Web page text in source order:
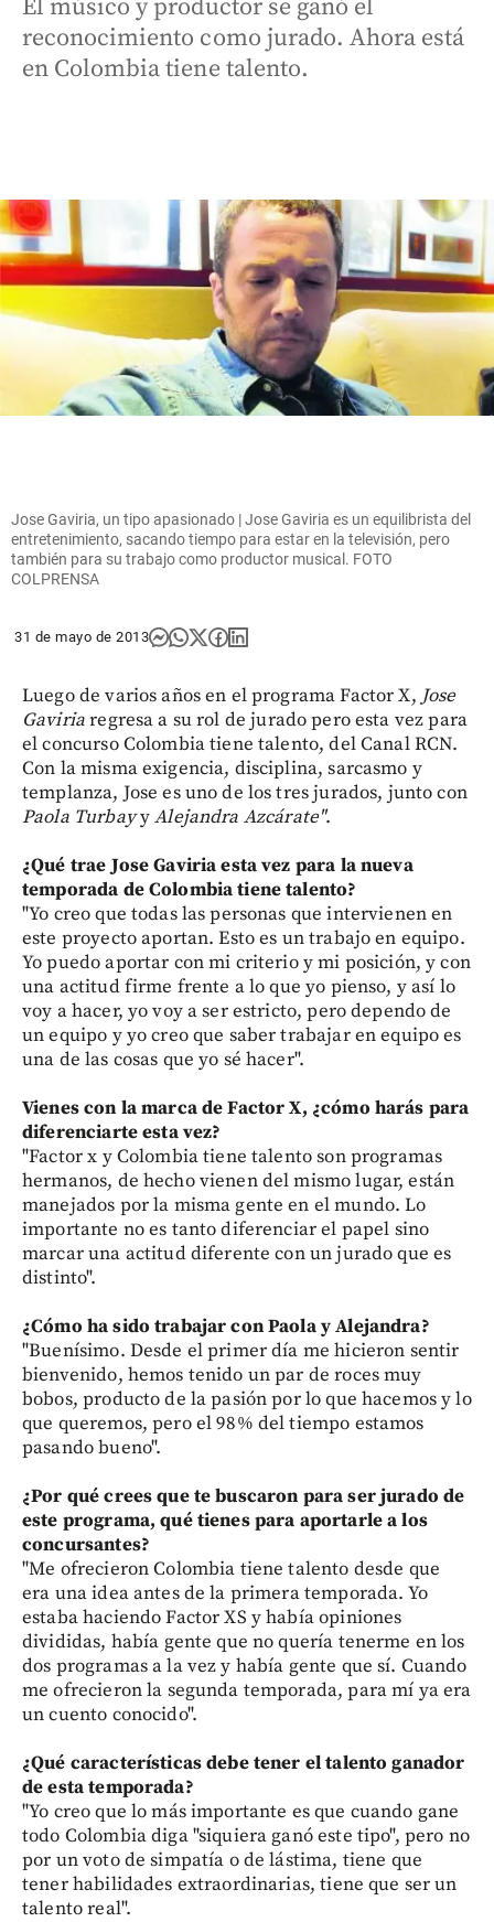
El músico y productor se ganó el
reconocimiento como jurado. Ahora está
en Colombia tiene talento.
Jose Gaviria, un tipo apasionado | Jose Gaviria es un equilibrista del
entretenimiento, sacando tiempo para estar en la televisión, pero
también para su trabajo como productor musical. FOTO
COLPRENSA
31 de mayo de 2013
Luego de varios años en el programa Factor X, Jose
Gaviriaregresa a su rol de jurado pero esta vez para
el concurso Colombia tiene talento, del Canal RCN.
Con la misma exigencia, disciplina, sarcasmo y
templanza, Jose es uno de los tres jurados, junto con
Paola TurbayyAlejandra Azcárate".
¿Qué trae Jose Gaviria esta vez para la nueva
temporada de Colombia tiene talento?
"Yo creo que todas las personas que intervienen en
este proyecto aportan. Esto es un trabajo en equipo.
Yo puedo aportar con mi criterio y mi posición, y con
una actitud firme frente a lo que yo pienso, y así lo
voy a hacer, yo voy a ser estricto, pero dependo de
un equipo y yo creo que saber trabajar en equipo es
una de las cosas que yo sé hacer".
Vienes con la marca de Factor X, ¿cómo harás para
diferenciarte esta vez?
"Factor x y Colombia tiene talento son programas
hermanos, de hecho vienen del mismo lugar, están
manejados por la misma gente en el mundo. Lo
importante no es tanto diferenciar el papel sino
marcar una actitud diferente con un jurado que es
distinto".
¿Cómo ha sido trabajar con Paola y Alejandra?
"Buenísimo. Desde el primer día me hicieron sentir
bienvenido, hemos tenido un par de roces muy
bobos, producto de la pasión por lo que hacemos y lo
que queremos, pero el 98% del tiempo estamos
pasando bueno".
¿Por qué crees que te buscaron para ser jurado de
este programa, qué tienes para aportarle a los
concursantes?
"Me ofrecieron Colombia tiene talento desde que
era una idea antes de la primera temporada. Yo
estaba haciendo Factor XS y había opiniones
divididas, había gente que no quería tenerme en los
dos programas a la vez y había gente que sí. Cuando
me ofrecieron la segunda temporada, para mí ya era
un cuento conocido".
¿Qué características debe tener el talento ganador
de esta temporada?
"Yo creo que lo más importante es que cuando gane
todo Colombia diga "siquiera ganó este tipo", pero no
por un voto de simpatía o de lástima, tiene que
tener habilidades extraordinarias, tiene que ser un
talento real".